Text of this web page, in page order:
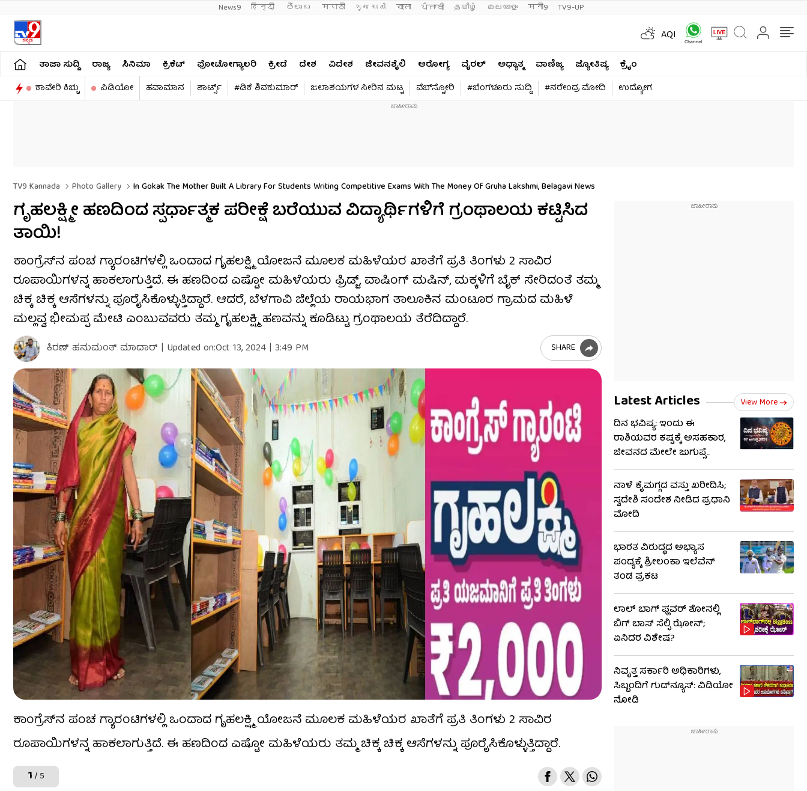
News9 हिन्दी తెలుగు मराठी ગુજરાતી বাংলা ਪੰਜਾਬੀ தமிழ் മലയാളം मनी9 TV9-UP
AQI
ತಾಜಾ ಸುದ್ದಿ ರಾಜ್ಯ ಸಿನಿಮಾ ಕ್ರಿಕೆಟ್​ ಫೋಟೋಗ್ಯಾಲರಿ ಕ್ರೀಡೆ ದೇಶ ವಿದೇಶ ಜೀವನಶೈಲಿ ಆರೋಗ್ಯ ವೈರಲ್​ ಅಧ್ಯಾತ್ಮ ವಾಣಿಜ್ಯ ಜ್ಯೋತಿಷ್ಯ
ಕ್ರೈಂ
ಕಾವೇರಿ ಕಿಚ್ಚು
ವಿಡಿಯೋ ಹವಾಮಾನ ಶಾರ್ಟ್ಸ್​ #ಡಿಕೆ ಶಿವಕುಮಾರ್​ ಜಲಾಶಯಗಳ ನೀರಿನ ಮಟ್ಟ ವೆಬ್​ಸ್ಟೋರಿ #ಬೆಂಗಳೂರು ಸುದ್ದಿ #ನರೇಂದ್ರ ಮೋದಿ ಉದ್ಯೋಗ
TV9 Kannada Photo Gallery In Gokak The Mother Built A Library For Students Writing Competitive Exams With The Money Of Gruha Lakshmi, Belagavi News
ಗೃಹಲಕ್ಷ್ಮೀ ಹಣದಿಂದ ಸ್ಪರ್ಧಾತ್ಮಕ ಪರೀಕ್ಷೆ ಬರೆಯುವ ವಿದ್ಯಾರ್ಥಿಗಳಿಗೆ ಗ್ರಂಥಾಲಯ ಕಟ್ಟಿಸಿದ
ತಾಯಿ!
ಕಾಂಗ್ರೆಸ್​​ನ ಪಂಚ ಗ್ಯಾರಂಟಿಗಳಲ್ಲಿ ಒಂದಾದ ಗೃಹಲಕ್ಷ್ಮಿ ಯೋಜನೆ ಮೂಲಕ ಮಹಿಳೆಯರ ಖಾತೆಗೆ ಪ್ರತಿ ತಿಂಗಳು 2 ಸಾವಿರ
ರೂಪಾಯಿಗಳನ್ನ ಹಾಕಲಾಗುತ್ತಿದೆ. ಈ ಹಣದಿಂದ ಎಷ್ಟೋ ಮಹಿಳೆಯರು ಫ್ರಿಡ್ಜ್, ವಾಷಿಂಗ್​ ಮಷಿನ್​​, ಮಕ್ಕಳಿಗೆ ಬೈಕ್​ ಸೇರಿದಂತೆ ತಮ್ಮ
ಚಿಕ್ಕ ಚಿಕ್ಕ ಆಸೆಗಳನ್ನು ಪೂರೈಸಿಕೊಳ್ಳುತ್ತಿದ್ದಾರೆ. ಆದರೆ, ಬೆಳಗಾವಿ ಜಿಲ್ಲೆಯ ರಾಯಭಾಗ ತಾಲೂಕಿನ ಮಂಟೂರ ಗ್ರಾಮದ ಮಹಿಳೆ
ಮಲ್ಲವ್ವ ಭೀಮಪ್ಪ ಮೇಟಿ ಎಂಬುವವರು ತಮ್ಮ ಗೃಹಲಕ್ಷ್ಮಿ ಹಣವನ್ನು ಕೂಡಿಟ್ಟು ಗ್ರಂಥಾಲಯ ತೆರೆದಿದ್ದಾರೆ.
ಕಿರಣ್ ಹನುಮಂತ್​ ಮಾದಾರ್ | Updated on:Oct 13, 2024 | 3:49 PM SHARE
ಕಾಂಗ್ರೆಸ್​​ನ ಪಂಚ ಗ್ಯಾರಂಟಿಗಳಲ್ಲಿ ಒಂದಾದ ಗೃಹಲಕ್ಷ್ಮಿ ಯೋಜನೆ ಮೂಲಕ ಮಹಿಳೆಯರ ಖಾತೆಗೆ ಪ್ರತಿ ತಿಂಗಳು 2 ಸಾವಿರ
ರೂಪಾಯಿಗಳನ್ನ ಹಾಕಲಾಗುತ್ತಿದೆ. ಈ ಹಣದಿಂದ ಎಷ್ಟೋ ಮಹಿಳೆಯರು ತಮ್ಮ ಚಿಕ್ಕ ಚಿಕ್ಕ ಆಸೆಗಳನ್ನು ಪೂರೈಸಿಕೊಳ್ಳುತ್ತಿದ್ದಾರೆ.
1 / 5
Latest Articles View More
ದಿನ ಭವಿಷ್ಯ: ಇಂದು ಈ
ರಾಶಿಯವರ ಕಷ್ಟಕ್ಕೆ ಅಸಹಕಾರ,
ಜೀವನದ ಮೇಲೇ ಜುಗುಪ್ಸೆ..
ನಾಳೆ ಕೈಮಗ್ಗದ ವಸ್ತು ಖರೀದಿಸಿ;
ಸ್ವದೇಶಿ ಸಂದೇಶ ನೀಡಿದ ಪ್ರಧಾನಿ
ಮೋದಿ
ಭಾರತ ವಿರುದ್ಧದ ಅಭ್ಯಾಸ
ಪಂದ್ಯಕ್ಕೆ ಶ್ರೀಲಂಕಾ ಇಲೆವೆನ್
ತಂಡ ಪ್ರಕಟ
ಲಾಲ್ ಬಾಗ್ ಫ್ಲವರ್ ಶೋನಲ್ಲಿ
ಬಿಗ್ ಬಾಸ್ ಸೆಲ್ಫಿ ಝೋನ್;
ಏನಿದರ ವಿಶೇಷ?
ನಿವೃತ್ತ ಸರ್ಕಾರಿ ಅಧಿಕಾರಿಗಳು,
ಸಿಬ್ಬಂದಿಗೆ ಗುಡ್​ನ್ಯೂಸ್: ವಿಡಿಯೋ
ನೋಡಿ